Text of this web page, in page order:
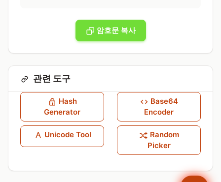
암호문 복사
관련 도구
Hash
Generator
Base64
Encoder
Unicode Tool
Random
Picker